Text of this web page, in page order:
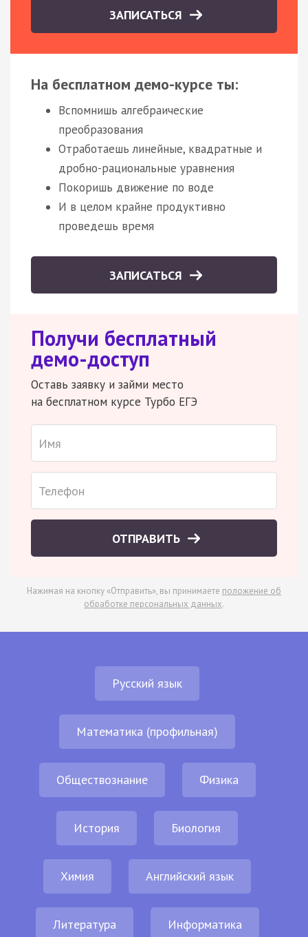
ЗАПИСАТЬСЯ
На бесплатном демо-курсе ты:
Вспомнишь алгебраические
преобразования
Отработаешь линейные, квадратные и
дробно-рациональные уравнения
Покоришь движение по воде
И в целом крайне продуктивно
проведешь время
ЗАПИСАТЬСЯ
Получи бесплатный
демо-доступ
Оставь заявку и займи место
на бесплатном курсе Турбо ЕГЭ
ОТПРАВИТЬ
Нажимая на кнопку «Отправить», вы принимаете положение об
обработке персональных данных.
Русский язык
Математика (профильная)
Обществознание Физика
История Биология
Химия Английский язык
Литература Информатика